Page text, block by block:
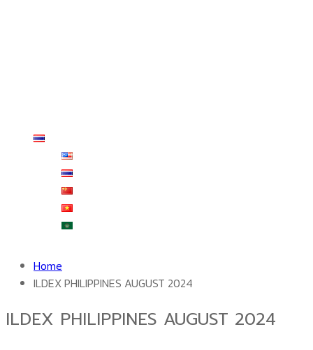
Home
ILDEX PHILIPPINES AUGUST 2024
ILDEX PHILIPPINES AUGUST 2024